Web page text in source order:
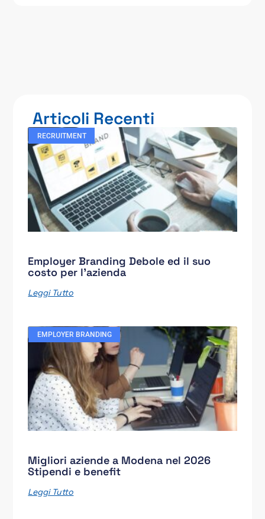
Articoli Recenti
RECRUITMENT
Employer Branding Debole ed il suo
costo per l’azienda
Leggi Tutto
EMPLOYER BRANDING
Migliori aziende a Modena nel 2026
Stipendi e benefit
Leggi Tutto